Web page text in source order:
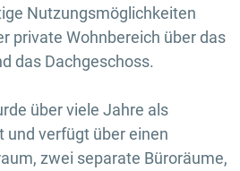
Nutzungsmöglichkeiten
private Wohnbereich über das
das Dachgeschoss.
über viele Jahre als
verfügt über einen
zwei separate Büroräume,